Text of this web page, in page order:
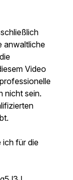
anwaltliche
Video
nicht sein.
ich für die